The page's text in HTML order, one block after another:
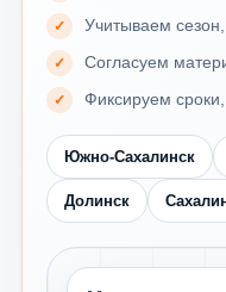
Учитываем сезон,
Согласуем
Фиксируем сроки,
Южно-Сахалинск
Долинск